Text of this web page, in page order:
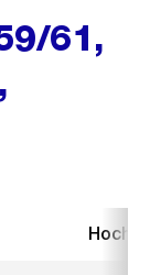
61,